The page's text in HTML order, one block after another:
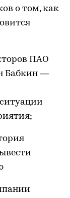
о том, как
ПАО
Бабкин —